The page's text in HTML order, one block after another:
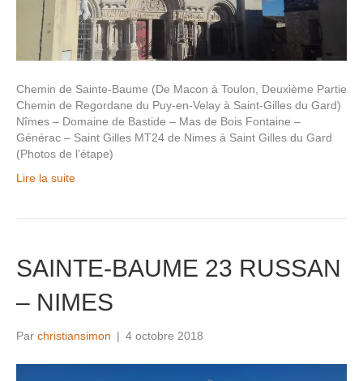
Chemin de Sainte-Baume (De Macon à Toulon, Deuxième Partie
Chemin de Regordane du Puy-en-Velay à Saint-Gilles du Gard)
Nîmes – Domaine de Bastide – Mas de Bois Fontaine –
Générac – Saint Gilles MT24 de Nimes à Saint Gilles du Gard
(Photos de l’étape)
Lire la suite
SAINTE-BAUME 23 RUSSAN
– NIMES
Par christiansimon | 4 octobre 2018